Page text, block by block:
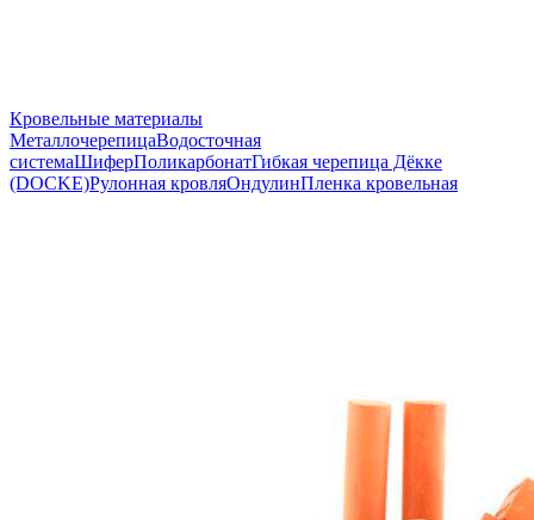
Кровельные материалы
МеталлочерепицаВодосточная
системаШиферПоликарбонатГибкая черепица Дёкке
(DOCKE)Рулонная кровляОндулинПленка кровельная